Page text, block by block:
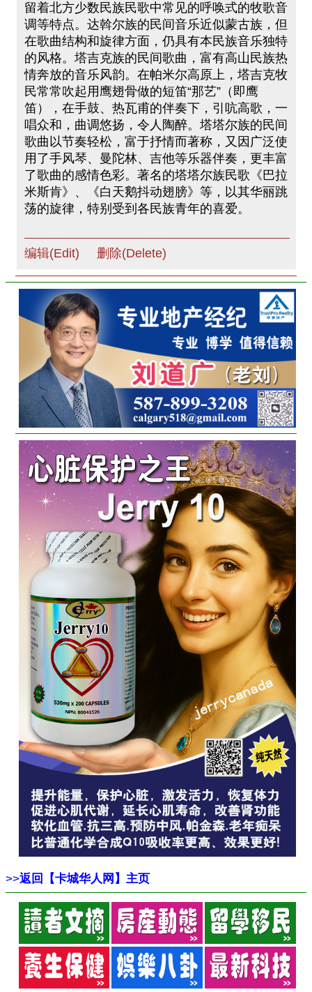
留着北方少数民族民歌中常见的呼唤式的牧歌音
调等特点。达斡尔族的民间音乐近似蒙古族，但
在歌曲结构和旋律方面，仍具有本民族音乐独特
的风格。塔吉克族的民间歌曲，富有高山民族热
情奔放的音乐风韵。在帕米尔高原上，塔吉克牧
民常常吹起用鹰翅骨做的短笛“那艺”（即鹰
笛），在手鼓、热瓦甫的伴奏下，引吭高歌，一
唱众和，曲调悠扬，令人陶醉。塔塔尔族的民间
歌曲以节奏轻松，富于抒情而著称，又因广泛使
用了手风琴、曼陀林、吉他等乐器伴奏，更丰富
了歌曲的感情色彩。著名的塔塔尔族民歌《巴拉
米斯肯》、《白天鹅抖动翅膀》等，以其华丽跳
荡的旋律，特别受到各民族青年的喜爱。
编辑(Edit) 删除(Delete)
>>返回【卡城华人网】主页